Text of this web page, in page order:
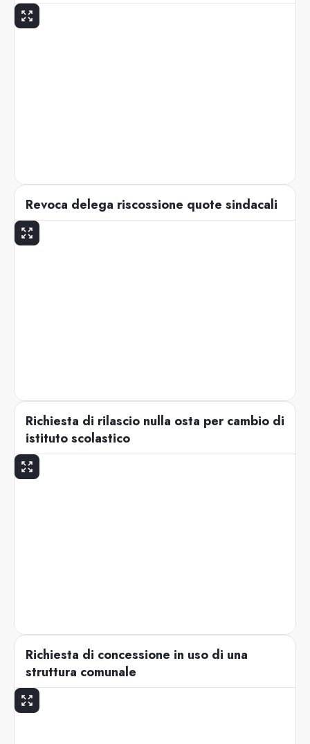
Revoca delega riscossione quote sindacali
Richiesta di rilascio nulla osta per cambio di
istituto scolastico
Richiesta di concessione in uso di una
struttura comunale